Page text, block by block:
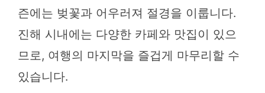
즌에는 벚꽃과 어우러져 절경을 이룹니다.
진해 시내에는 다양한 카페와 맛집이 있으
므로, 여행의 마지막을 즐겁게 마무리할 수
있습니다.